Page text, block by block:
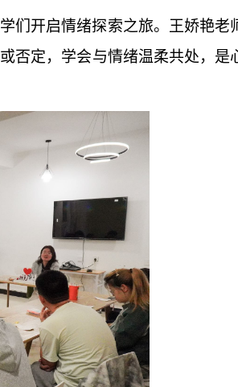
们开启情绪探索之旅。王娇艳老
否定，学会与情绪温柔共处，是